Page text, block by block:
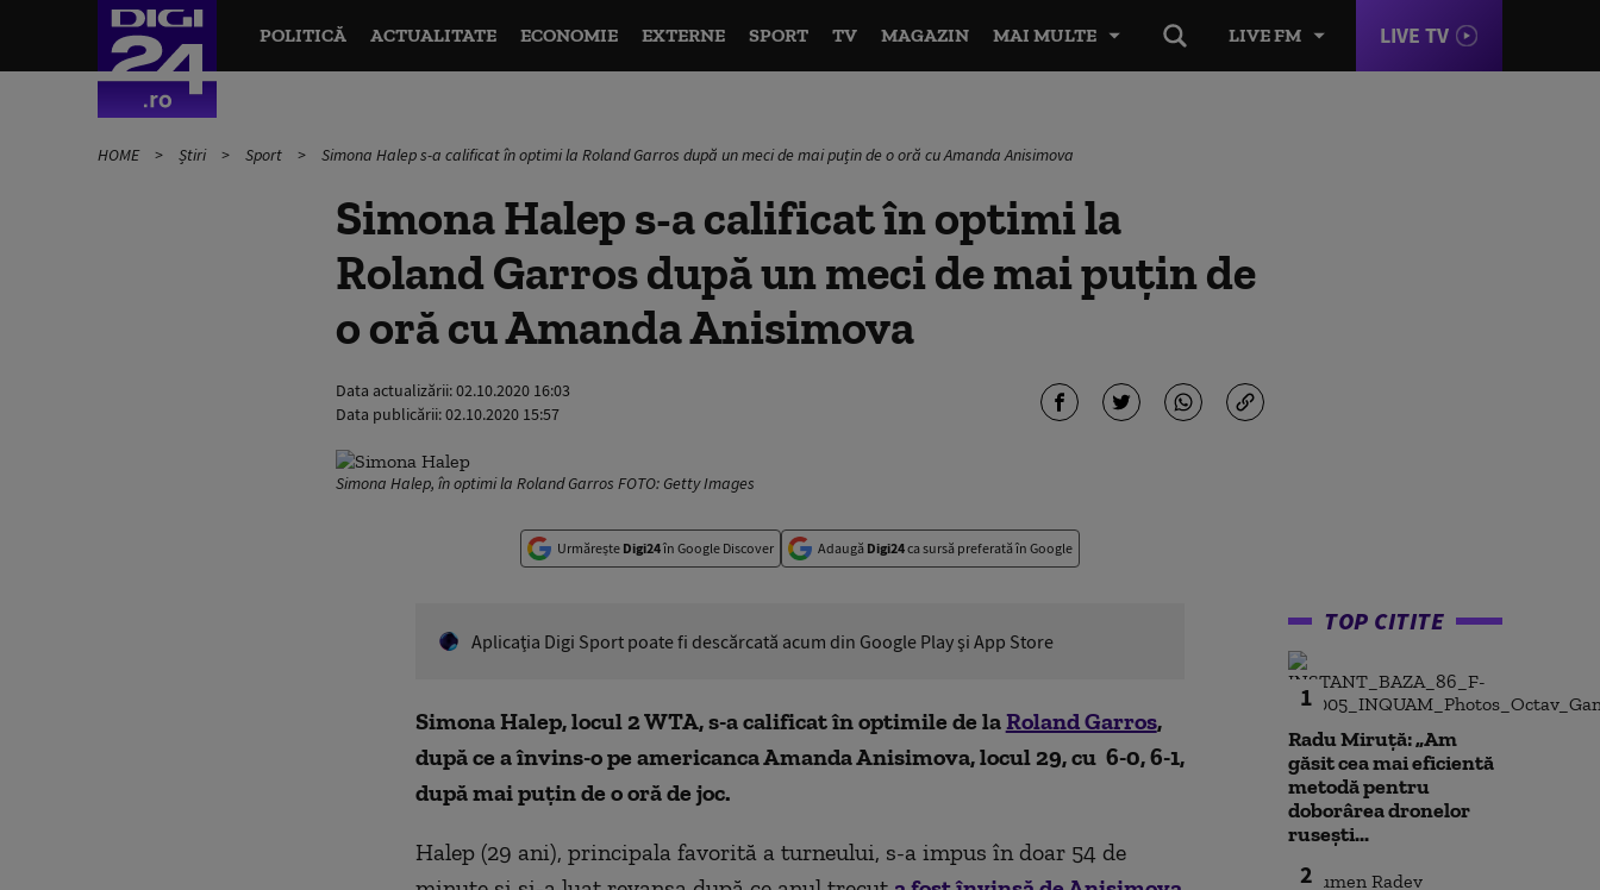
LIVE FM LIVE TV
POLITICĂ ACTUALITATE ECONOMIE EXTERNE SPORT TV MAGAZIN MAI MULTE
HOME Știri Sport Simona Halep s-a calificat în optimi la Roland Garros după un meci de mai puțin de o oră cu Amanda Anisimova
Simona Halep s-a calificat în optimi la
Roland Garros după un meci de mai puțin de
o oră cu Amanda Anisimova
Data actualizării:02.10.2020 16:03
Data publicării:02.10.2020 15:57
Simona Halep, în optimi la Roland Garros FOTO: Getty Images
Urmărește Digi24în Google Discover Adaugă Digi24ca sursă preferată în Google
Aplicaţia Digi Sport poate fi descărcată acum din Google Play şi App Store
Simona Halep, locul 2 WTA, s-a calificat în optimile de laRoland Garros,
după ce a învins-o pe americanca Amanda Anisimova, locul 29, cu 6-0, 6-1,
după mai puțin de o oră de joc.
Halep (29 ani), principala favorită a turneului, s-a impus în doar 54 de
TOP CITITE
1
Radu Miruță: „Am
găsit cea mai eficientă
metodă pentru
doborârea dronelor
rusești...
2